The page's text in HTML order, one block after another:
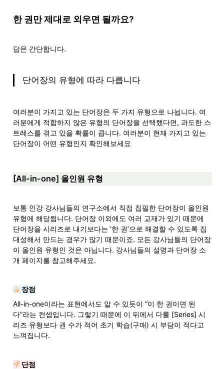
한 권만 제대로 외우면 될까요?
답은 간단합니다.
단어장의 유형에 따라 다릅니다
여러분이 가지고 있는 단어장은 두 가지 유형으로 나뉩니다. 여
러분에게 적합하지 않은 유형의 단어장을 선택했다면, 과도한 스
트레스를 겪고 있을 확률이 큽니다. 여러분이 현재 가지고 있는
단어장이 어떤 유형인지 확인해보세요
[All-in-one] 올인원 유형
보통 인강 강사님들의 연구소에서 직접 집필한 단어장이 올인원
유형에 해당됩니다. 단어장 이외에도 여러 교재가 있기 때문에
단어장을 시리즈로 내기보다는 ‘한 권’으로 해결할 수 있도록 집
대성해서 만드는 경우가 많기 때문이죠. 모든 강사님들의 단어장
이 올인원 유형인 것은 아닙니다. 강사님들의 설명과 단어장 소
개 페이지를 참고해주세요.
장점
All-in-one이라는 표현에서도 알 수 있듯이 “이 한 권이면 된
다”라는 컨셉입니다. 그렇기 때문에 이 뒤에서 다룰 [Series] 시
리즈 유형보다 권 수가 적어 초기 학습(구매) 시 부담이 적다고
느껴집니다.
단점